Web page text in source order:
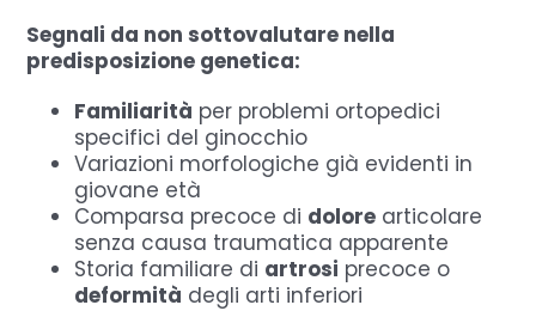
Segnali da non sottovalutare nella
predisposizione genetica:
Familiarità per problemi ortopedici
specifici del ginocchio
Variazioni morfologiche già evidenti in
giovane età
Comparsa precoce di dolore articolare
senza causa traumatica apparente
Storia familiare di artrosi precoce o
deformità degli arti inferiori